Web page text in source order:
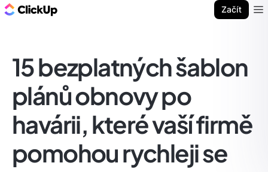
Začít
15 bezplatných šablon
plánů obnovy po
havárii, které vaší firmě
pomohou rychleji se